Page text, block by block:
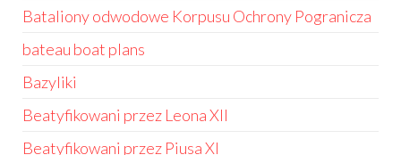
Bataliony odwodowe Korpusu Ochrony Pogranicza
bateau boat plans
Bazyliki
Beatyfikowani przez Leona XII
Beatyfikowani przez Piusa XI